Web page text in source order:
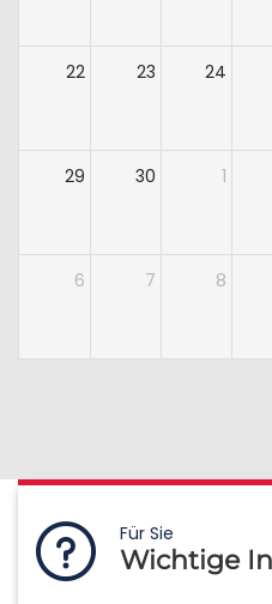
22 23 24
29 30 1
6 7 8
Für Sie
Wichtige